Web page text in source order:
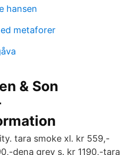
hansen
metaforer
& Son
tara smoke xl. kr 559,-
dena grey s. kr 1190,-tara